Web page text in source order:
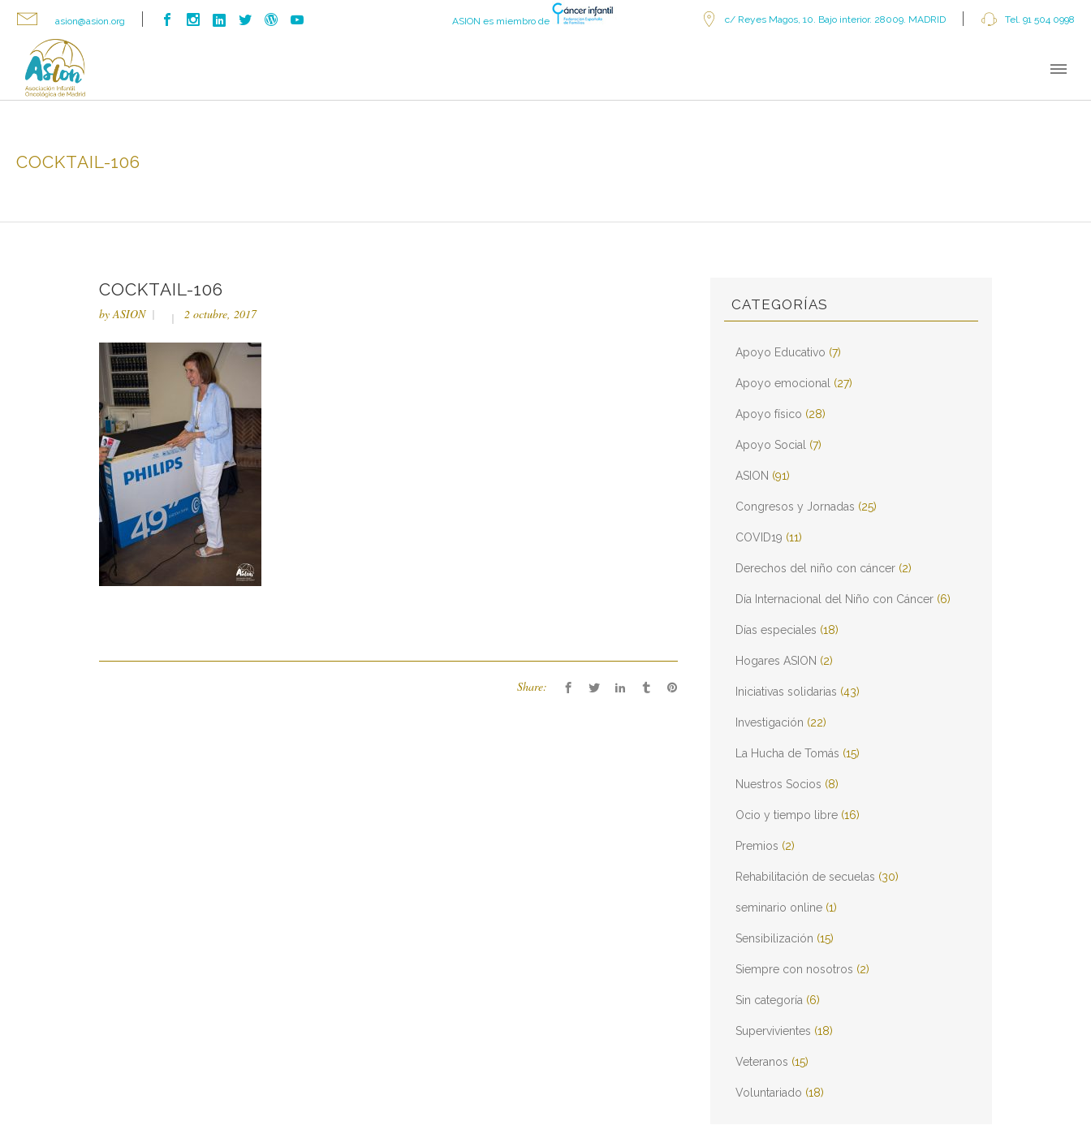
asion@asion.org ASION es miembro de c/ Reyes Magos, 10. Bajo interior. 28009. MADRID Tel. 91 504 0998
COCKTAIL-106
COCKTAIL-106
byASION 2 octubre, 2017
Share:
CATEGORÍAS
Apoyo Educativo (7)
Apoyo emocional (27)
Apoyo físico (28)
Apoyo Social (7)
ASION (91)
Congresos y Jornadas (25)
COVID19 (11)
Derechos del niño con cáncer (2)
Día Internacional del Niño con Cáncer (6)
Días especiales (18)
Hogares ASION (2)
Iniciativas solidarias (43)
Investigación (22)
La Hucha de Tomás (15)
Nuestros Socios (8)
Ocio y tiempo libre (16)
Premios (2)
Rehabilitación de secuelas (30)
seminario online (1)
Sensibilización (15)
Siempre con nosotros (2)
Sin categoría (6)
Supervivientes (18)
Veteranos (15)
Voluntariado (18)